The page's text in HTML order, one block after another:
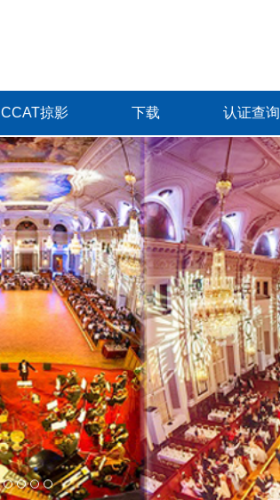
CCAT掠影 下载 认证查询